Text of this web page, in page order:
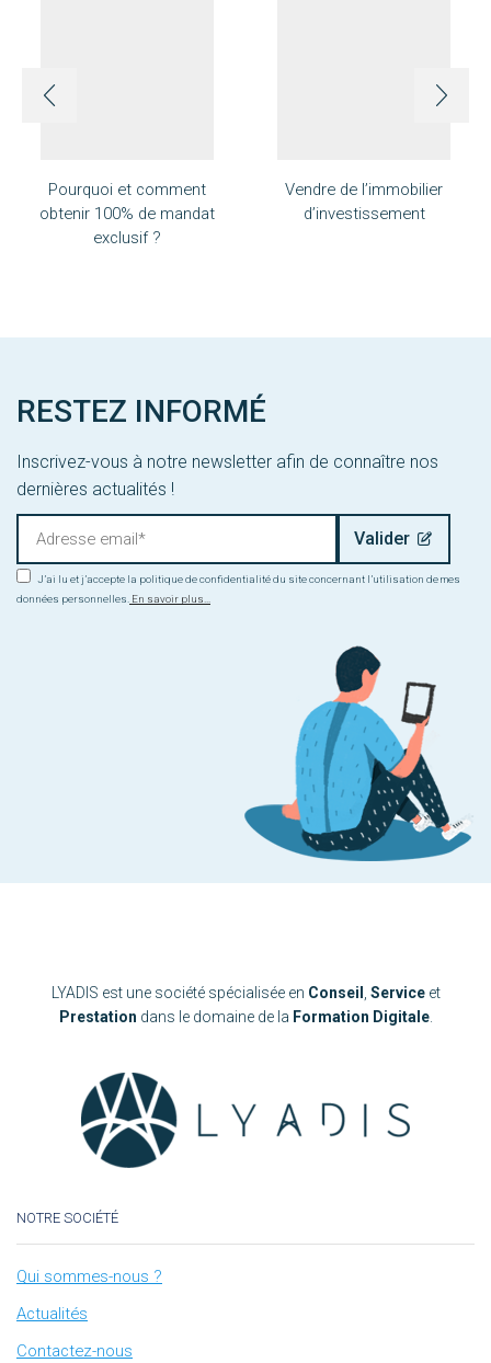
Pourquoi et comment
obtenir 100% de mandat
exclusif ?
Vendre de l’immobilier
d’investissement
RESTEZ INFORMÉ
Inscrivez-vous à notre newsletter afin de connaître nos
dernières actualités !
J’ai lu et j’accepte la politique de confidentialité du site concernant l’utilisation de mes
données personnelles. En savoir plus...
LYADIS est une société spécialisée en Conseil , Serviceet
Prestation dans le domaine de la Formation Digitale.
NOTRE SOCIÉTÉ
Qui sommes-nous ?
Actualités
Contactez-nous